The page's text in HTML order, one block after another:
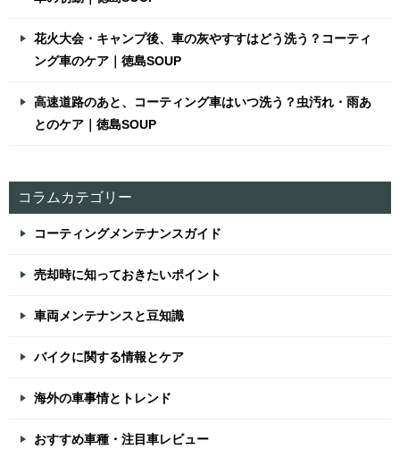
花火大会・キャンプ後、車の灰やすすはどう洗う？コーティ
ング車のケア｜徳島SOUP
高速道路のあと、コーティング車はいつ洗う？虫汚れ・雨あ
とのケア｜徳島SOUP
コラムカテゴリー
コーティングメンテナンスガイド
売却時に知っておきたいポイント
車両メンテナンスと豆知識
バイクに関する情報とケア
海外の車事情とトレンド
おすすめ車種・注目車レビュー